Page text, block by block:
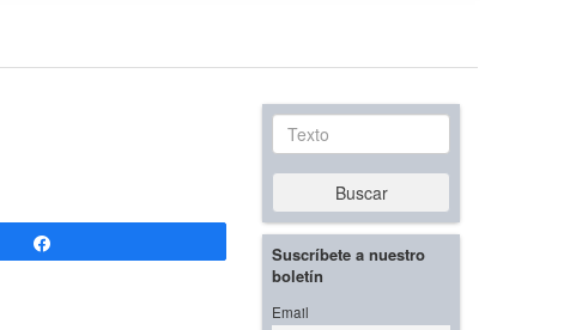
Texto
Buscar
Suscríbete a nuestro
boletín
Email